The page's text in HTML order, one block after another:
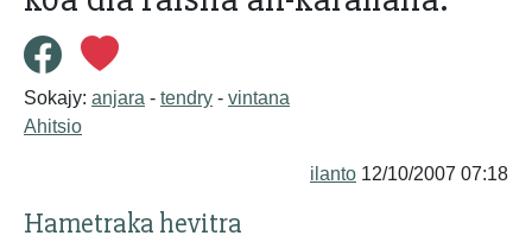
Sokajy: anjara - tendry - vintana
Ahitsio
ilanto 12/10/2007 07:18
Hametraka hevitra